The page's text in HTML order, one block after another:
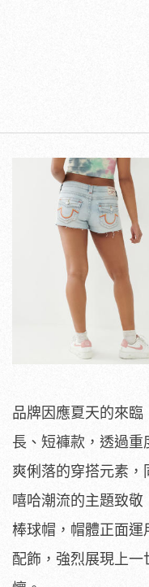
品牌因應夏天的來
長、短褲款，透過
爽俐落的穿搭元素，
嘻哈潮流的主題致
棒球帽，帽體正面
配飾，強烈展現上